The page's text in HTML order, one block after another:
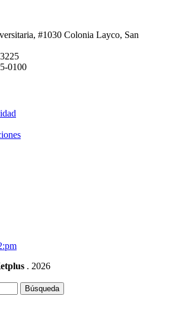
#1030 Colonia Layco, San
0100
. 2026
Búsqueda